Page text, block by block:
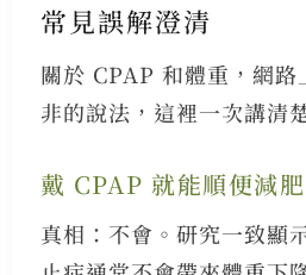
常見誤解澄清
關於 CPAP 和體重，網路
非的說法，這裡一次講清
戴 CPAP 就能順便減肥
真相：不會。研究一致顯